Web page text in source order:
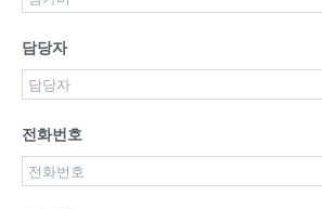
담당자
전화번호